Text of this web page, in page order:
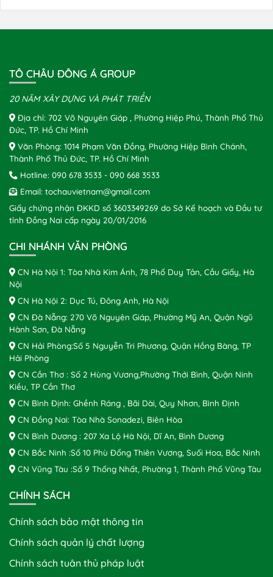
TÔ CHÂU ĐÔNG Á GROUP
20 NĂM XÂY DỰNG VÀ PHÁT TRIỂN
Địa chỉ: 702 Võ Nguyên Giáp , Phường Hiệp Phú, Thành Phố Thủ
Đức, TP. Hồ Chí Minh
Văn Phòng: 1014 Phạm Văn Đồng, Phường Hiệp Bình Chánh,
Thành Phố Thủ Đức, TP. Hồ Chí Minh
Hotline: 090 678 3533 - 090 668 3533
Email: tochauvietnam@gmail.com
Giấy chứng nhận ĐKKD số 3603349269 do Sở Kế hoạch và Đầu tư
tỉnh Đồng Nai cấp ngày 20/01/2016
CHI NHÁNH VĂN PHÒNG
CN Hà Nội 1: Tòa Nhà Kim Ánh, 78 Phố Duy Tân, Cầu Giấy, Hà
Nội
CN Hà Nội 2: Dục Tú, Đông Anh, Hà Nội
CN Đà Nẵng: 270 Võ Nguyên Giáp, Phường Mỹ An, Quận Ngũ
Hành Sơn, Đà Nẵng
CN Hải Phòng:Số 5 Nguyễn Tri Phương, Quận Hồng Bàng, TP
Hải Phòng
CN Cần Thơ : Số 2 Hùng Vương,Phường Thới Bình, Quận Ninh
Kiều, TP Cần Thơ
CN Bình Định: Ghềnh Ráng , Bãi Dài, Quy Nhơn, Bình Định
CN Đồng Nai: Tòa Nhà Sonadezi, Biên Hòa
CN Bình Dương : 207 Xa Lộ Hà Nội, Dĩ An, Bình Dương
CN Bắc Ninh :Số 10 Phù Đổng Thiên Vương, Suối Hoa, Bắc Ninh
CN Vũng Tàu :Số 9 Thống Nhất, Phường 1, Thành Phố Vũng Tàu
CHÍNH SÁCH
Chính sách bảo mật thông tin
Chính sách quản lý chất lượng
Chính sách tuân thủ pháp luật